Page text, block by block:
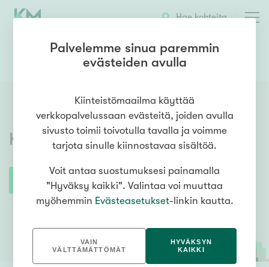
Hae kohteita
0941741600 OTA YHTEYTTÄ
KiinteistömaailmaKerava
Palvelemme sinua paremmin
evästeiden avulla
Kiinteistömaailma käyttää
verkkopalvelussaan evästeitä, joiden avulla
sivusto toimii toivotulla tavalla ja voimme
tarjota sinulle kiinnostavaa sisältöä.
Voit antaa suostumuksesi painamalla
"Hyväksy kaikki". Valintaa voi muuttaa
myöhemmin Evästeasetukset-linkin kautta.
VAIN
VÄLTTÄMÄTTÖMÄT
HYVÄKSYN
KAIKKI